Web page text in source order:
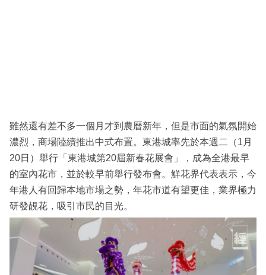
閱
專
區
雖然還有差不多一個月才到農曆新年，但是市面的氣氛開始
濃烈，商場陸續推出中式布置。東港城率先於本週二（1月
20日）舉行「東港城第20屆新春花展會」，成為全港最早
的室內花市，並於較早前舉行發布會。鮮花界代表表示，今
年港人有回歸本地市場之勢，年花市道有望更佳，業界極力
研發靚花，吸引市民的目光。